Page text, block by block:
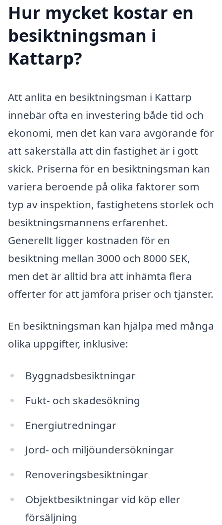
Hur mycket kostar en
besiktningsman i
Kattarp?
Att anlita en besiktningsman i Kattarp
innebär ofta en investering både tid och
ekonomi, men det kan vara avgörande för
att säkerställa att din fastighet är i gott
skick. Priserna för en besiktningsman kan
variera beroende på olika faktorer som
typ av inspektion, fastighetens storlek och
besiktningsmannens erfarenhet.
Generellt ligger kostnaden för en
besiktning mellan 3000 och 8000 SEK,
men det är alltid bra att inhämta flera
offerter för att jämföra priser och tjänster.
En besiktningsman kan hjälpa med många
olika uppgifter, inklusive:
Byggnadsbesiktningar
Fukt- och skadesökning
Energiutredningar
Jord- och miljöundersökningar
Renoveringsbesiktningar
Objektbesiktningar vid köp eller
försäljning